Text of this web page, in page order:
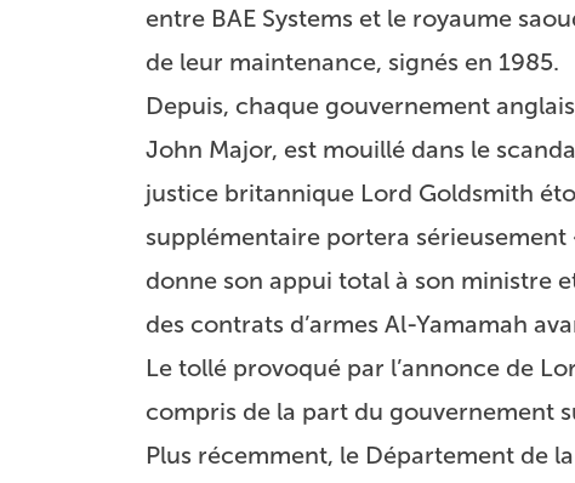
entre BAE Systems et le royaume
de leur maintenance, signés en 1985.
Depuis, chaque gouvernement
John Major, est mouillé dans le
justice britannique Lord Goldsmith
supplémentaire portera
donne son appui total à son ministre
des contrats d’armes Al-Yamamah
Le tollé provoqué par l’annonce de
compris de la part du gouvernement
Plus récemment, le Département de